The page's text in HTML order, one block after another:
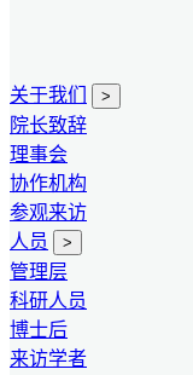
关于我们 >
院长致辞
理事会
协作机构
参观来访
人员
>
管理层
科研人员
博士后
来访学者